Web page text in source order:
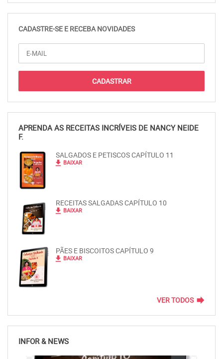
CADASTRE-SE E RECEBA NOVIDADES
APRENDA AS RECEITAS INCRÍVEIS DE NANCY NEIDE
F.
SALGADOS E PETISCOS CAPÍTULO 11
file_download BAIXAR
RECEITAS SALGADAS CAPÍTULO 10
file_download BAIXAR
PÃES E BISCOITOS CAPÍTULO 9
file_download BAIXAR
VER TODOS forward
INFOR & NEWS